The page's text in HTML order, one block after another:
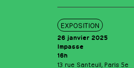
EXPOSITION
26 janvier 2025
Impasse
16h
13 rue Santeuil, Paris 5e